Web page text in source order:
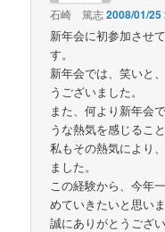
石崎 篤志2008/01/25
新年会に初参加させ
す。
新年会では、笑いと
うございました。
また、何より新年会
うな熱気を感じるこ
私もその熱気により
ました。
この経験から、今年
めていきたいと思いま
誠にありがとうござ